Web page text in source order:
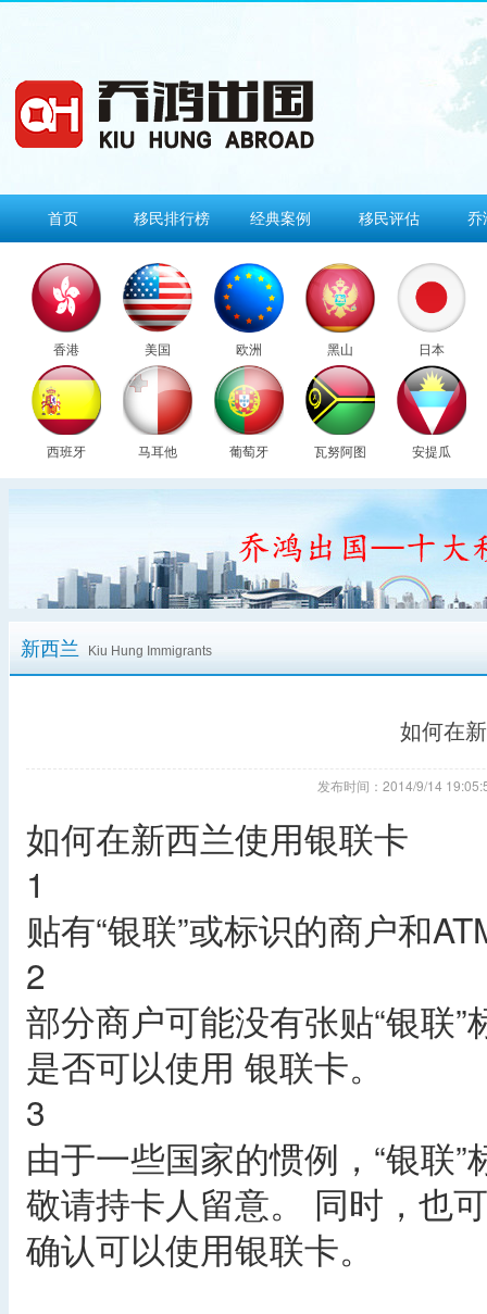
首页 移民排行榜 经典案例 移民评估 乔
香港 美国 欧洲 黑山 日本
西班牙 马耳他 葡萄牙 瓦努阿图 安提瓜
新西兰 Kiu Hung Immigrants
如何在
发布时间：2014/9/14
如何在新西兰使用银联卡
1
贴有“银联”或标识的商户和
2
部分商户可能没有张贴“银联
是否可以使用 银联卡。
3
由于一些国家的惯例，“银联
敬请持卡人留意。 同时，也
确认可以使用银联卡。